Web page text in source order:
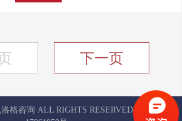
下一页
格咨询 ALL RIGHTS RESERVED
京ICP备